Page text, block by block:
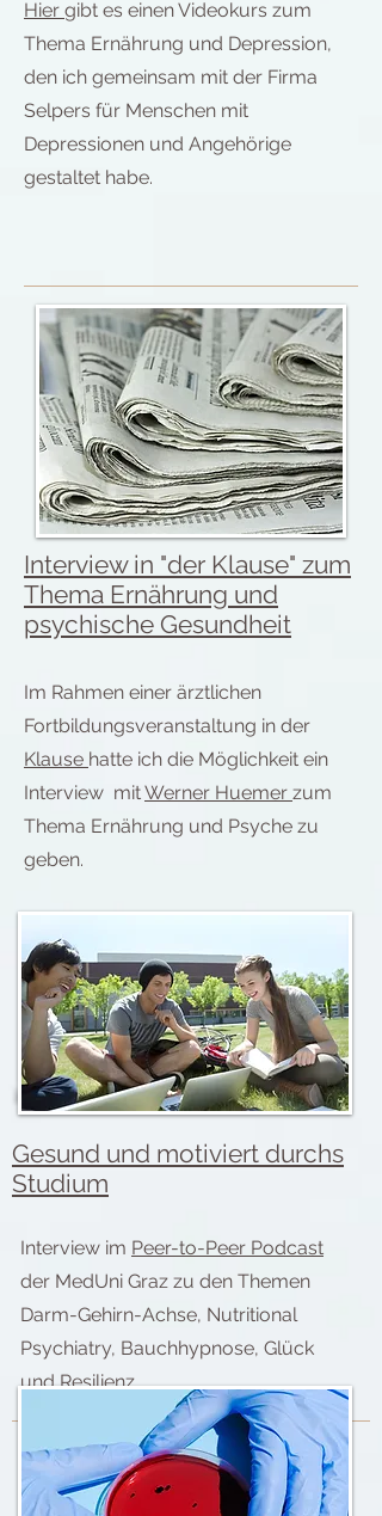
Hier gibt es einen Videokurs zum
Thema Ernährung und Depression,
den ich gemeinsam mit der Firma
Selpers für Menschen mit
Depressionen und Angehörige
gestaltet habe.
Interview in "der Klause" zum
Thema Ernährung und
psychische Gesundheit
Im Rahmen einer ärztlichen
Fortbildungsveranstaltung in der
Klause hatte ich die Möglichkeit ein
Interview mitWerner Huemer zum
Thema Ernährung und Psyche zu
geben.
Gesund und motiviert durchs
Studium
Interview im Peer-to-Peer Podcast
der MedUni Graz zu den Themen
Darm-Gehirn-Achse, Nutritional
Psychiatry, Bauchhypnose, Glück
und Resilienz.